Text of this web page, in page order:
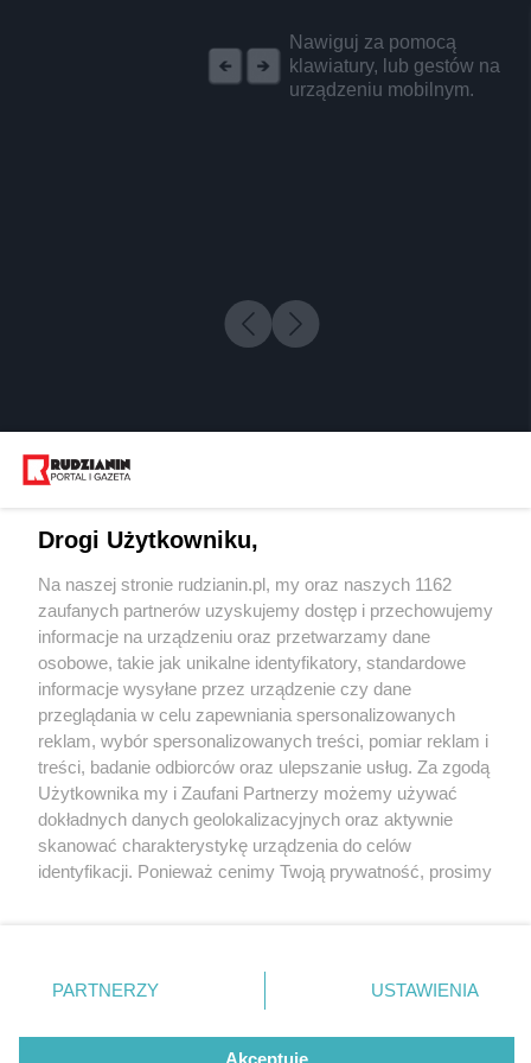
Nawiguj za pomocą
klawiatury, lub gestów na
urządzeniu mobilnym.
2 / 0
Wydawca mediów
Nie zapomnij
zapoznać się z:
polityką prywatności regulamin korzystania z portali
Twojemiasto
Piekary Śląskie
Chorzów
Tarnowskie Góry
Gliwice
Skontakuj sięz nami
Kontakt
Wydawca
Redakcja
Drogi Użytkowniku,
Na naszej stronie rudzianin.pl, my oraz naszych 1162
zaufanych partnerów uzyskujemy dostęp i przechowujemy
informacje na urządzeniu oraz przetwarzamy dane
osobowe, takie jak unikalne identyfikatory, standardowe
informacje wysyłane przez urządzenie czy dane
przeglądania w celu zapewniania spersonalizowanych
reklam, wybór spersonalizowanych treści, pomiar reklam i
treści, badanie odbiorców oraz ulepszanie usług. Za zgodą
Użytkownika my i Zaufani Partnerzy możemy używać
dokładnych danych geolokalizacyjnych oraz aktywnie
skanować charakterystykę urządzenia do celów
identyfikacji. Ponieważ cenimy Twoją prywatność, prosimy
prywatności znajdujący się w lewym dolnym rogu strony
. Niektóre rodzaje przetwarzania danych nie wymagają
zgody użytkownika, ale masz prawo sprzeciwić się
takiemu przetwarzaniu. Preferencje będą miały
PARTNERZY USTAWIENIA
Akceptuję